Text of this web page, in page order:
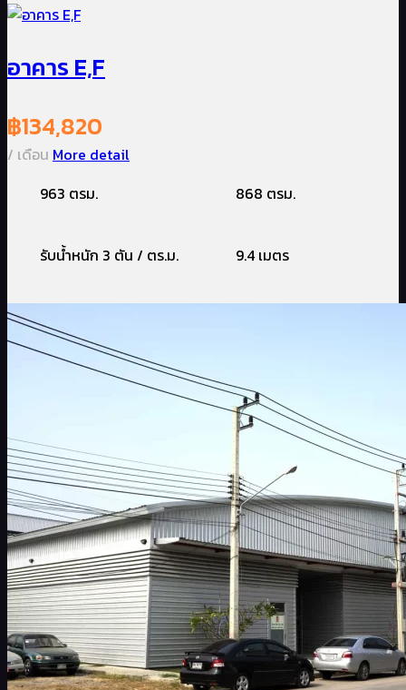
อาคาร E,F
฿134,820
/ เดือน More detail
963 ตรม.
868 ตรม.
รับน้ำหนัก 3 ตัน / ตร.ม. 9.4 เมตร